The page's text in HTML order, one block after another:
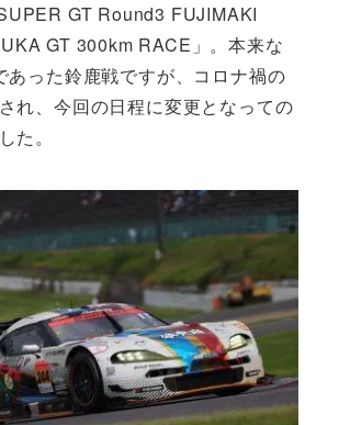
GT Round3 FUJIMAKI
GT 300km RACE」。本来な
あった鈴鹿戦ですが、コロナ禍の
れ、今回の日程に変更となっての
た。